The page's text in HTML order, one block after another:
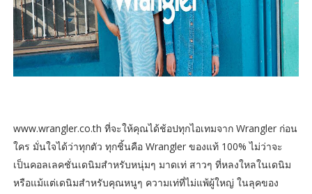
www.wrangler.co.th ที่จะให้คุณได้ช้อปทุกไอเทมจาก Wrangler ก่อน
ใคร มั่นใจได้ว่าทุกตัว ทุกชิ้นคือ Wrangler ของแท้ 100% ไม่ว่าจะ
เป็นคอลเลคชั่นเดนิมสำหรับหนุ่มๆ มาดเท่ สาวๆ ที่หลงใหลในเดนิม
หรือแม้แต่เดนิมสำหรับคุณหนูๆ ความเท่ที่ไม่แพ้ผู้ใหญ่ ในลุคของ